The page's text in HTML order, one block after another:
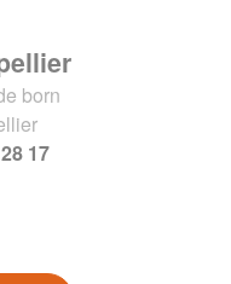
born
17